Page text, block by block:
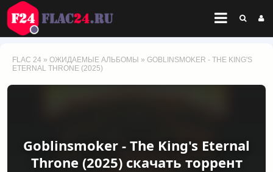
FLAC 24 » ОЖИДАЕМЫЕ АЛЬБОМЫ » GOBLINSMOKER - THE KING'S
ETERNAL THRONE (2025)
Goblinsmoker - The King's Eternal
Throne (2025) скачать торрент